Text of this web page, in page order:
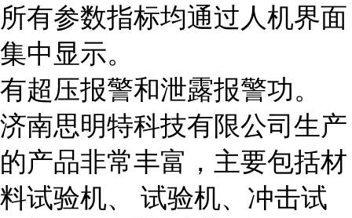
所有参数指标均通过人机界面
集中显示。
有超压报警和泄露报警功。
济南思明特科技有限公司生产
的产品非常丰富，主要包括材
料试验机、 试验机、冲击试